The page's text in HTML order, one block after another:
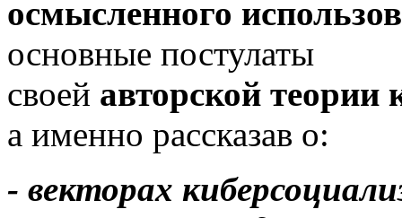
осмысленного
основные постулаты
своей авторской теории
а именно рассказав о:
- векторах